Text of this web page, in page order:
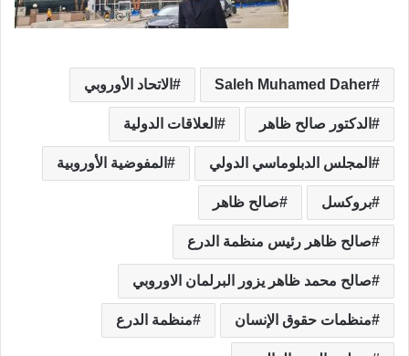
Saleh Muhamed Daher الاتحاد الأوروبي
الدكتور صالح ظاهر العلاقات الدولية
المجلس الدبلوماسي الدولي المفوضية الأوروبية
بروكسل صالح ظاهر
صالح ظاهر رئيس منظمة الدرع
صالح محمد ظاهر يزور البرلمان الاوروبي
منظمات حقوق الإنسان منظمة الدرع